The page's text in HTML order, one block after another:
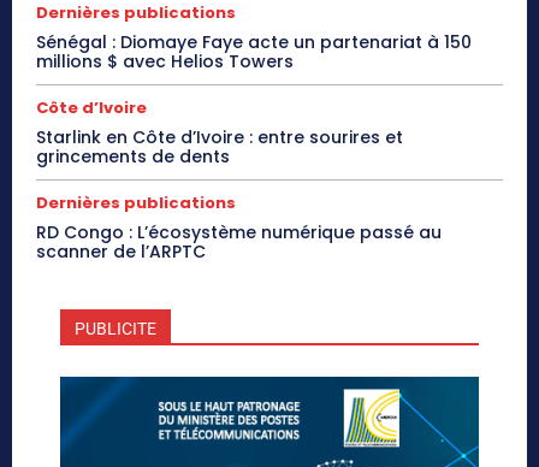
Dernières publications
Sénégal : Diomaye Faye acte un partenariat à 150
millions $ avec Helios Towers
Côte d’Ivoire
Starlink en Côte d’Ivoire : entre sourires et
grincements de dents
Dernières publications
RD Congo : L’écosystème numérique passé au
scanner de l’ARPTC
PUBLICITE